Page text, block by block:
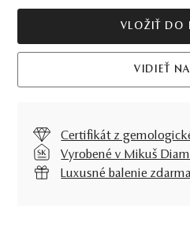
VLOŽIŤ DO
VIDIEŤ
Certifikát z
Vyrobené v Mikuš
Luxusné balenie zdarma